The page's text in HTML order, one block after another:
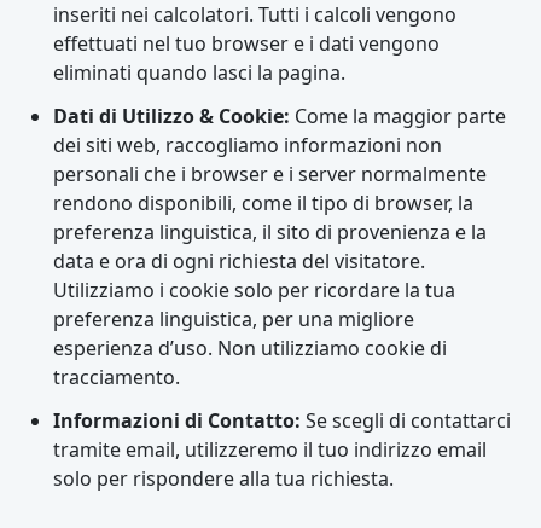
inseriti nei calcolatori. Tutti i calcoli vengono
effettuati nel tuo browser e i dati vengono
eliminati quando lasci la pagina.
Dati di Utilizzo & Cookie: Come la maggior parte
dei siti web, raccogliamo informazioni non
personali che i browser e i server normalmente
rendono disponibili, come il tipo di browser, la
preferenza linguistica, il sito di provenienza e la
data e ora di ogni richiesta del visitatore.
Utilizziamo i cookie solo per ricordare la tua
preferenza linguistica, per una migliore
esperienza d’uso. Non utilizziamo cookie di
tracciamento.
Informazioni di Contatto: Se scegli di contattarci
tramite email, utilizzeremo il tuo indirizzo email
solo per rispondere alla tua richiesta.